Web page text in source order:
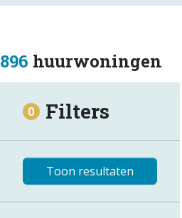
896 huurwoningen
0 Filters
Toon resultaten